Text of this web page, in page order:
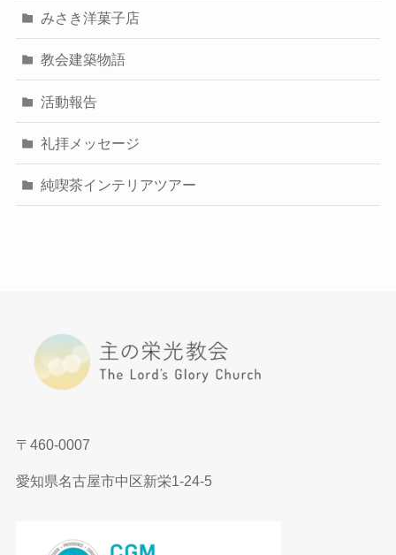
みさき洋菓子店
教会建築物語
活動報告
礼拝メッセージ
純喫茶インテリアツアー
〒460-0007
愛知県名古屋市中区新栄1-24-5